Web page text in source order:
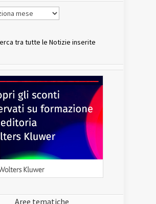
tra tutte le Notizie inserite
Aree tematiche